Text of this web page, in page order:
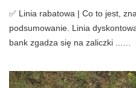
✅ Linia rabatowa | Co to jest,
podsumowanie. Linia
bank zgadza się na zaliczki ...…